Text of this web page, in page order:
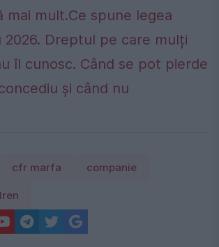
mai mult.Ce spune legea
2026. Dreptul pe care mulți
îl cunosc. Când se pot pierde
și când nu
cfr marfa companie